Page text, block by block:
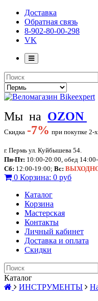
Доставка
Обратная связь
8-902-80-00-298
VK
Мы на OZON
Скидка -7% при покупке
г. Пермь ул. Куйбышева 54.
Пн-Пт: 10:00-20:00, обед
Сб: 12:00-19:00; Вс:
0 Корзина: 0 руб
Каталог
Корзина
Мастерская
Контакты
Личный кабинет
Доставка и оплата
Скидки
Каталог
ИНСТРУМЕНТЫ